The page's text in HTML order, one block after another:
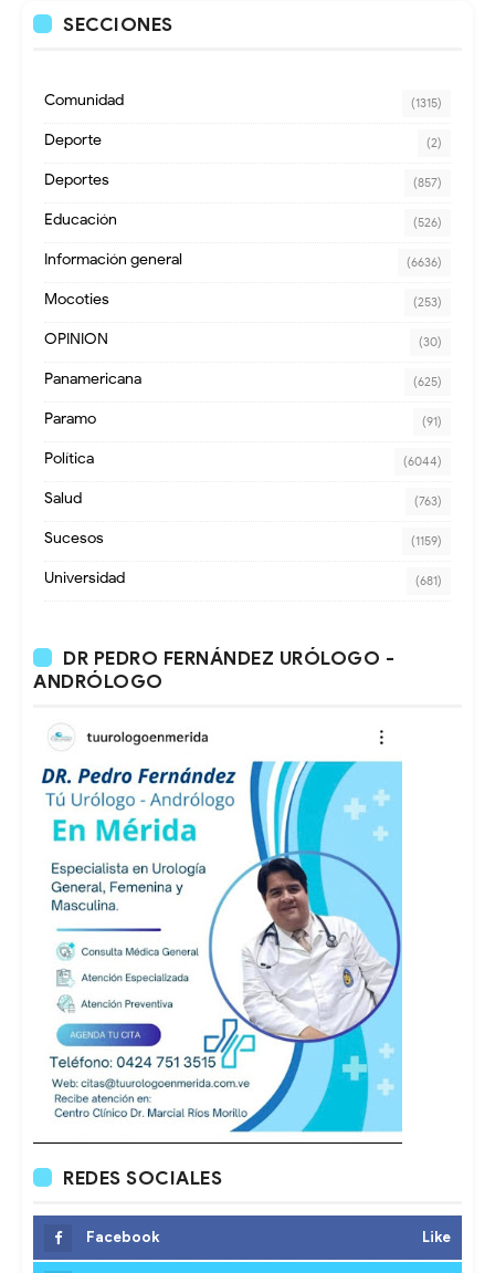
SECCIONES
Comunidad (1315)
Deporte (2)
Deportes (857)
Educación (526)
Información general (6636)
Mocoties (253)
OPINION (30)
Panamericana (625)
Paramo (91)
Política (6044)
Salud (763)
Sucesos (1159)
Universidad (681)
DR PEDRO FERNÁNDEZ URÓLOGO -
ANDRÓLOGO
REDES SOCIALES
Facebook Like